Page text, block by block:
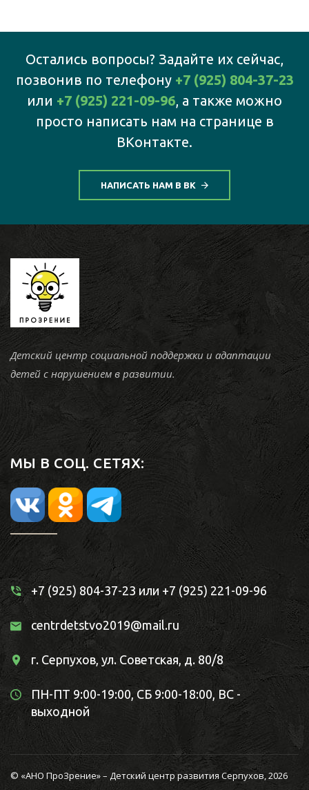
Остались вопросы? Задайте их сейчас,
позвонив по телефону +7 (925) 804-37-23
или +7 (925) 221-09-96, а также можно
просто написать нам на странице в
ВКонтакте.
НАПИСАТЬ НАМ В ВК
Детский центр социальной поддержки и адаптации
детей с нарушением в развитии.
МЫ В СОЦ. СЕТЯХ:
+7 (925) 804-37-23 или +7 (925) 221-09-96
centrdetstvo2019@mail.ru
г. Серпухов, ул. Советская, д. 80/8
ПН-ПТ 9:00-19:00, СБ 9:00-18:00, ВС -
выходной
© «АНО ПроЗрение» – Детский центр развития Серпухов, 2026